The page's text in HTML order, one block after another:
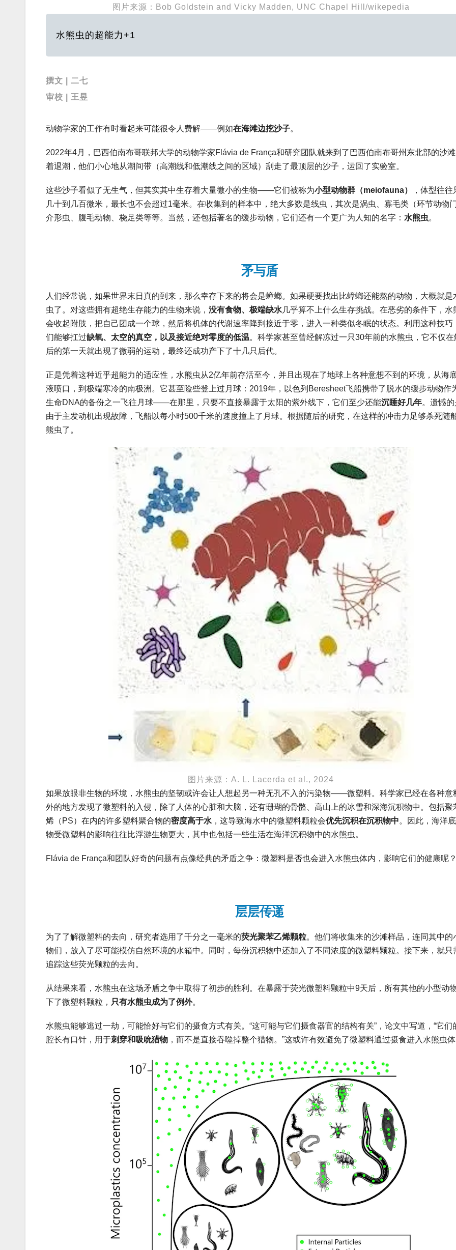
图片来源：Bob Goldstein and Vicky Madden, UNC Chapel Hill/wikepedia
水熊虫的超能力+1
撰文 | 二七
审校 | 王昱
动物学家的工作有时看起来可能很令人费解——例如在海滩边挖沙子。
2022年4月，巴西伯南布哥联邦大学的动物学家Flávia de França和研究团队就来到了巴西伯南布哥州东北部的沙
着退潮，他们小心地从潮间带（高潮线和低潮线之间的区域）刮走了最顶层的沙子，运回了实验室。
这些沙子看似了无生气，但其实其中生存着大量微小的生物——它们被称为小型动物群（meiofauna）
，体型往往
几十到几百微米，最长也不会超过1毫米。在收集到的样本中，绝大多数是线虫，其次是涡虫、寡毛类（环节动物
介形虫、腹毛动物、桡足类等等。当然，还包括著名的缓步动物，它们还有一个更广为人知的名字： 水熊虫。
矛与盾
人们经常说，如果世界末日真的到来，那么幸存下来的将会是蟑螂。如果硬要找出比蟑螂还能熬的动物，大概就是
虫了。对这些拥有超绝生存能力的生物来说， 没有食物、极端缺水几乎算不上什么生存挑战。在恶劣的条件下，水
会收起附肢，把自己团成一个球，然后将机体的代谢速率降到接近于零，进入一种类似冬眠的状态。利用这种技巧
们能够扛过缺氧、太空的真空，以及接近绝对零度的低温。科学家甚至曾经解冻过一只30年前的水熊虫，它不仅在
后的第一天就出现了微弱的运动，最终还成功产下了十几只后代。
正是凭着这种近乎超能力的适应性，水熊虫从2亿年前存活至今，并且出现在了地球上各种意想不到的环境，从海
液喷口，到极端寒冷的南极洲。它甚至险些登上过月球：2019年，以色列Beresheet飞船携带了脱水的缓步动物作
生命DNA的备份之一飞往月球——在那里，只要不直接暴露于太阳的紫外线下，它们至少还能沉睡好几年。遗憾
由于主发动机出现故障，飞船以每小时500千米的速度撞上了月球。根据随后的研究，在这样的冲击力足够杀死随
熊虫了。
图片来源：A. L. Lacerda et al., 2024
如果放眼非生物的环境，水熊虫的坚韧或许会让人想起另一种无孔不入的污染物——微塑料。科学家已经在各种意
外的地方发现了微塑料的入侵，除了人体的心脏和大脑，还有珊瑚的骨骼、高山上的冰雪和深海沉积物中。包括聚
烯（PS）在内的许多塑料聚合物的密度高于水 ，这导致海水中的微塑料颗粒会优先沉积在沉积物中。因此，海洋
物受微塑料的影响往往比浮游生物更大，其中也包括一些生活在海洋沉积物中的水熊虫。
Flávia de França和团队好奇的问题有点像经典的矛盾之争：微塑料是否也会进入水熊虫体内，影响它们的健康呢
层层传递
为了了解微塑料的去向，研究者选用了千分之一毫米的荧光聚苯乙烯颗粒。他们将收集来的沙滩样品，连同其中的
物们，放入了尽可能模仿自然环境的水箱中。同时，每份沉积物中还加入了不同浓度的微塑料颗粒。接下来，就只
追踪这些荧光颗粒的去向。
从结果来看，水熊虫在这场矛盾之争中取得了初步的胜利。在暴露于荧光微塑料颗粒中9天后，所有其他的小型动
下了微塑料颗粒， 只有水熊虫成为了例外。
水熊虫能够逃过一劫，可能恰好与它们的摄食方式有关。“这可能与它们摄食器官的结构有关”，论文中写道，“它们
腔长有口针，用于刺穿和吸吮猎物 ，而不是直接吞噬掉整个猎物。”这或许有效避免了微塑料通过摄食进入水熊虫